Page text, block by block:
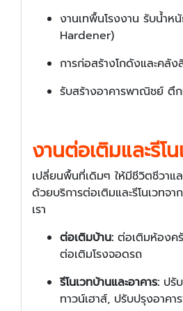
งานเทพื้นโรงงาน รับน้ำห
Hardener)
การก่อสร้างโกดังและคลัง
รับสร้างอาคารพาณิชย์ ตึ
งานต่อเติมและรีโน
เปลี่ยนพื้นที่เดิมๆ ให้มีชีวิตชีวาแ
ด้วยบริการต่อเติมและรีโนเวทจ
เรา
ต่อเติมบ้าน: ต่อเติมห้องค
ต่อเติมโรงจอดรถ
รีโนเวทบ้านและอาคาร: ปรั
ทาวน์เฮาส์, ปรับปรุงอาค